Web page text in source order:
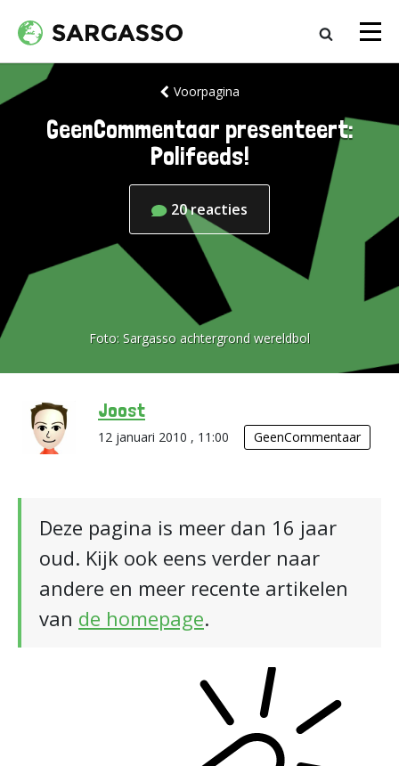
Voorpagina
GeenCommentaar presenteert:
Polifeeds!
20reacties
Foto: Sargasso achtergrond wereldbol
Joost
12 januari 2010 , 11:00 GeenCommentaar
Deze pagina is meer dan 16 jaar
oud. Kijk ook eens verder naar
andere en meer recente artikelen
van de homepage.